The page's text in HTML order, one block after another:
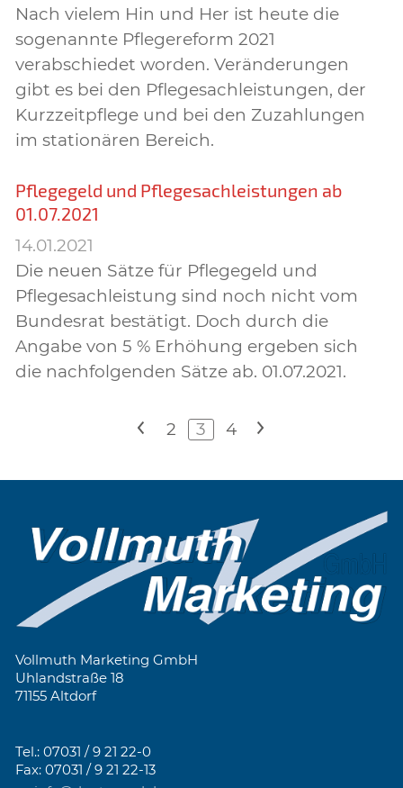
Nach vielem Hin und Her ist heute die
sogenannte Pflegereform 2021
verabschiedet worden. Veränderungen
gibt es bei den Pflegesachleistungen, der
Kurzzeitpflege und bei den Zuzahlungen
im stationären Bereich.
Pflegegeld und Pflegesachleistungen ab
01.07.2021
14.01.2021
Die neuen Sätze für Pflegegeld und
Pflegesachleistung sind noch nicht vom
Bundesrat bestätigt. Doch durch die
Angabe von 5 % Erhöhung ergeben sich
die nachfolgenden Sätze ab. 01.07.2021.
< 2 3 4 >
Vollmuth Marketing GmbH
Uhlandstraße 18
71155 Altdorf
Tel.: 07031 / 9 21 22-0
Fax: 07031 / 9 21 22-13